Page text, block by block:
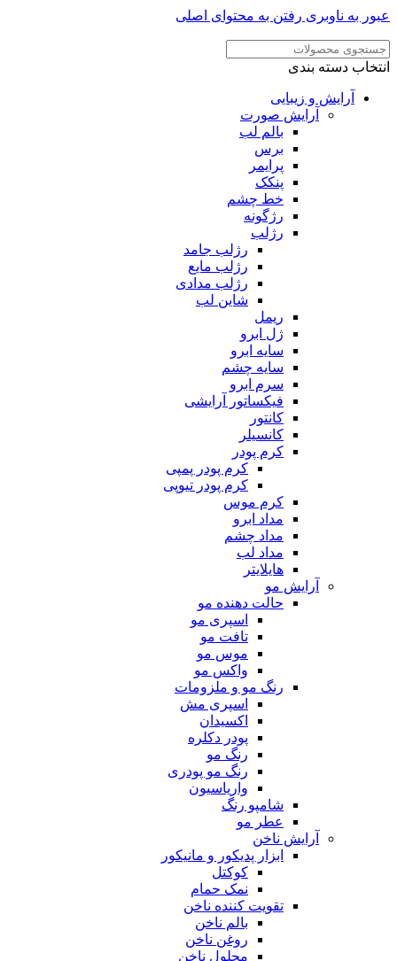
به ناوبریرفتن به محتوای اصلی
دسته بندی
آرایش و زیبایی
آرایش صورت
بالم لب
برس
پرایمر
پنکک
خط چشم
رژگونه
رژلب
رژلب جامد
رژلب مایع
رژلب مدادی
شاین لب
ریمل
ژل ابرو
سایه ابرو
سایه چشم
سرم ابرو
فیکساتور آرایشی
کانتور
کانسیلر
کرم پودر
کرم پودر پمپی
کرم پودر تیوپی
کرم موس
مداد ابرو
مداد چشم
مداد لب
هایلایتر
آرایش مو
حالت دهنده مو
اسپری مو
تافت مو
موس مو
واکس مو
رنگ مو و ملزومات
اسپری مش
اکسیدان
پودر دکلره
رنگ مو
رنگ مو پودری
واریاسیون
شامپو رنگ
عطر مو
آرایش ناخن
ابزار پدیکور و مانیکور
کوکتل
نمک حمام
تقویت کننده ناخن
بالم ناخن
روغن ناخن
محلول ناخن